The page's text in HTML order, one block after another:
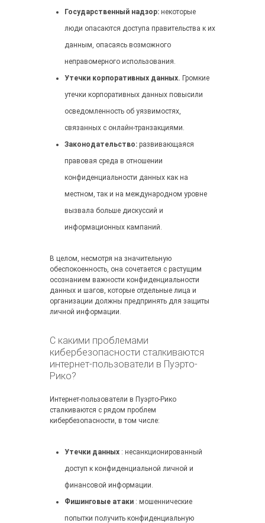
Государственный надзор: некоторые
люди опасаются доступа правительства к их
данным, опасаясь возможного
неправомерного использования.
Утечки корпоративных данных. Громкие
утечки корпоративных данных повысили
осведомленность об уязвимостях,
связанных с онлайн-транзакциями.
Законодательство: развивающаяся
правовая среда в отношении
конфиденциальности данных как на
местном, так и на международном уровне
вызвала больше дискуссий и
информационных кампаний.
В целом, несмотря на значительную
обеспокоенность, она сочетается с растущим
осознанием важности конфиденциальности
данных и шагов, которые отдельные лица и
организации должны предпринять для защиты
личной информации.
С какими проблемами
кибербезопасности сталкиваются
интернет-пользователи в Пуэрто-
Рико?
Интернет-пользователи в Пуэрто-Рико
сталкиваются с рядом проблем
кибербезопасности, в том числе:
Утечки данных : несанкционированный
доступ к конфиденциальной личной и
финансовой информации.
Фишинговые атаки : мошеннические
попытки получить конфиденциальную